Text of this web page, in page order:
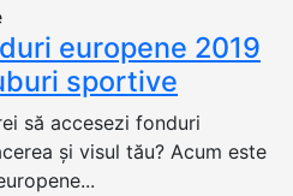
europene 2019
sportive
să accesezi fonduri
și visul tău? Acum este